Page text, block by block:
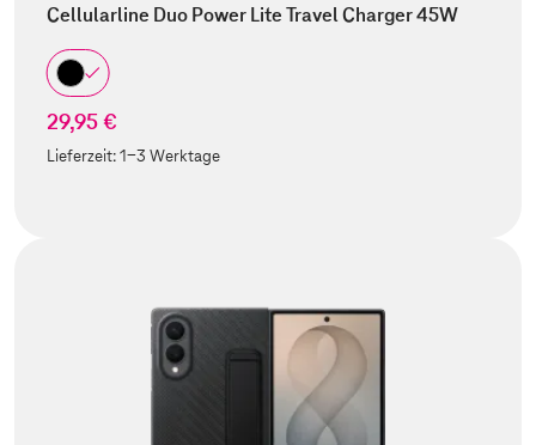
Cellularline Duo Power Lite Travel Charger 45W
29,95 €
Lieferzeit:1-3 Werktage